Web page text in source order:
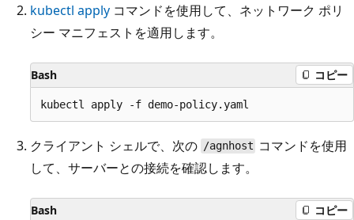
kubectl apply コマンドを使用して、ネットワーク ポリ
シー マニフェストを適用します。
Bash コピー
クライアント シェルで、次の /agnhost コマンドを使用
して、サーバーとの接続を確認します。
Bash コピー